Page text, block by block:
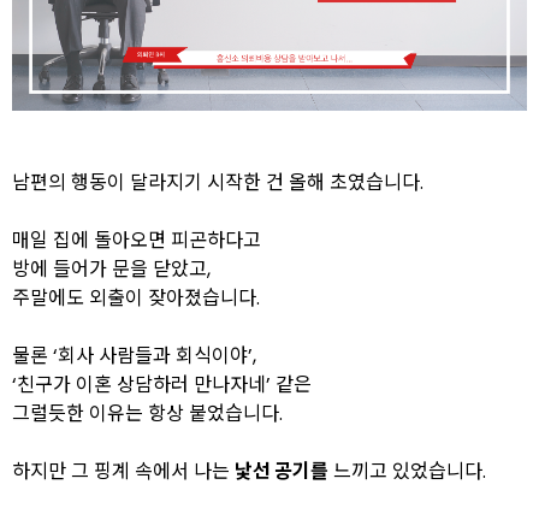
남편의 행동이 달라지기 시작한 건 올해 초였습니다.
매일 집에 돌아오면 피곤하다고
방에 들어가 문을 닫았고,
주말에도 외출이 잦아졌습니다.
물론 ‘회사 사람들과 회식이야’,
‘친구가 이혼 상담하러 만나자네’ 같은
그럴듯한 이유는 항상 붙었습니다.
하지만 그 핑계 속에서 나는 낯선 공기를 느끼고 있었습니다.